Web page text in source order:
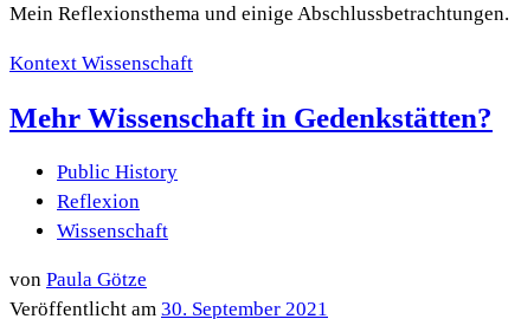
Mein Reflexionsthema und einige Abschlussbetrachtungen.
Kontext Wissenschaft
Mehr Wissenschaft in Gedenkstätten?
Public History
Reflexion
Wissenschaft
von Paula Götze
Veröffentlicht am 30. September 2021